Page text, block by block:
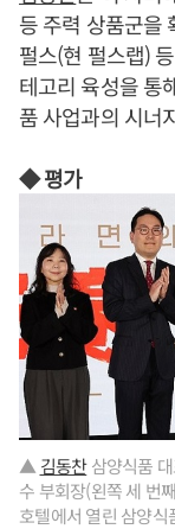
등 주력 상품군을
펄스(현 펄스랩)
테고리 육성을 통
품 사업과의 시너
◆ 평가
▲ 김동찬삼양식품 대
수 부회장(왼쪽 세 번
호텔에서 열린 삼양